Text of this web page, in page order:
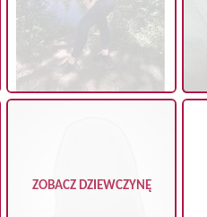
ZOBACZ DZIEWCZYNĘ